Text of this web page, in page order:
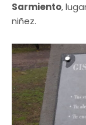
Sarmiento,
niñez.